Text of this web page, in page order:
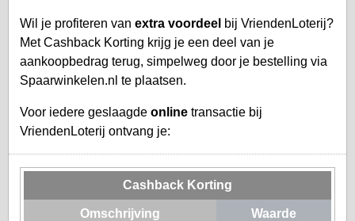
Wil je profiteren van extra voordeel bij VriendenLoterij?
Met Cashback Korting krijg je een deel van je
aankoopbedrag terug, simpelweg door je bestelling via
Spaarwinkelen.nl te plaatsen.
Voor iedere geslaagde online transactie bij
VriendenLoterij ontvang je:
Cashback Korting
Omschrijving Waarde